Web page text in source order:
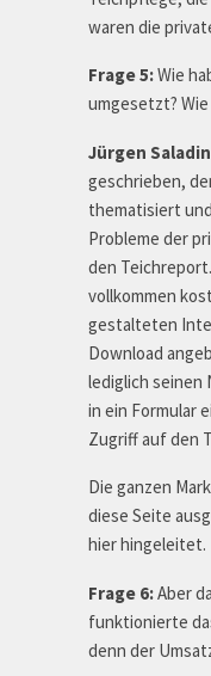
waren die
Frage 5:Wie
umgesetzt?
Jürgen
geschrieben,
thematisiert
Probleme der
den
vollkommen
gestalteten
Download
lediglich seinen
in ein Formular
Zugriff auf den
Die ganzen
diese Seite
hier hingeleitet.
Frage 6:Aber
funktionierte
denn der